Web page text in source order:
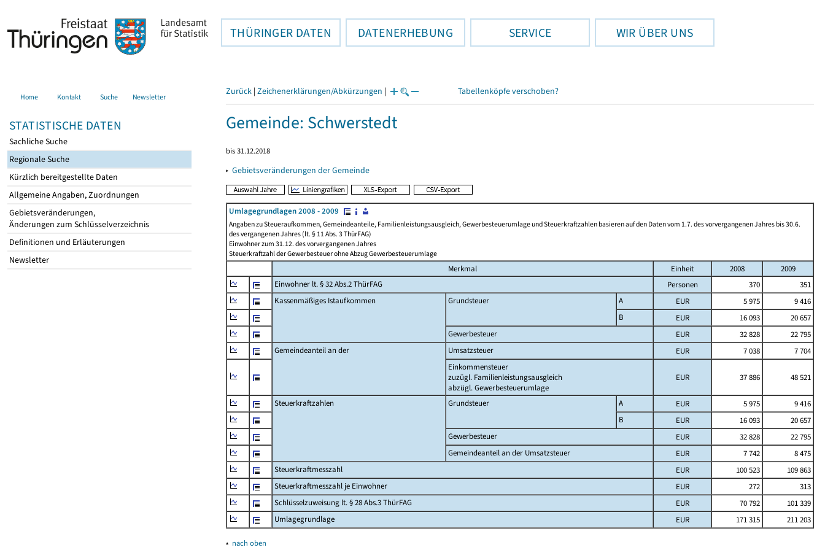
THÜRINGER DATEN DATENERHEBUNG SERVICE WIR ÜBER UNS
Home Kontakt Suche Newsletter
STATISTISCHE DATEN
Sachliche Suche
Regionale Suche
Kürzlich bereitgestellte Daten
Allgemeine Angaben, Zuordnungen
Gebietsveränderungen,
Änderungen zum Schlüsselverzeichnis
Definitionen und Erläuterungen
Newsletter
Zurück | Zeichenerklärungen/Abkürzungen | Tabellenköpfe verschoben?
Gemeinde: Schwerstedt
bis 31.12.2018
▸ Gebietsveränderungen der Gemeinde
Umlagegrundlagen 2008 - 2009
Angaben zu Steueraufkommen, Gemeindeanteile, Familienleistungsausgleich, Gewerbesteuerumlage und Steuerkraftzahlen basieren auf den Daten vom 1.7. des vorvergangenen Jahres bis 30.6.
des vergangenen Jahres (lt. § 11 Abs. 3 ThürFAG)
Einwohner zum 31.12. des vorvergangenen Jahres
Steuerkraftzahl der Gewerbesteuer ohne Abzug Gewerbesteuerumlage
Merkmal Einheit 2008
2009
Einwohner lt. § 32 Abs.2 ThürFAG
Personen 370
351
Kassenmäßiges Istaufkommen
Grundsteuer A EUR 5 975
9 416
B
EUR 16 093
20 657
Gewerbesteuer
EUR 32 828
22 795
Gemeindeanteil an der
Umsatzsteuer EUR 7 038
7 704
Einkommensteuer
zuzügl. Familienleistungsausgleich
abzügl. Gewerbesteuerumlage
EUR 37 886 48 521
Steuerkraftzahlen Grundsteuer A EUR 5 975
9 416
B
EUR 16 093
20 657
Gewerbesteuer
EUR 32 828
22 795
Gemeindeanteil an der Umsatzsteuer
EUR 7 742
8 475
Steuerkraftmesszahl
EUR 100 523
109 863
Steuerkraftmesszahl je Einwohner
EUR 272
313
Schlüsselzuweisung lt. § 28 Abs.3 ThürFAG
EUR 70 792
101 339
Umlagegrundlage
EUR 171 315 211 203
▴ nach oben